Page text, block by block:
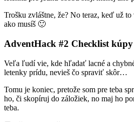
Trošku zvláštne, že? No teraz, keď už
ako musíš 🙂
AdventHack #2 Checklist
Veľa ľudí vie, kde hľadať lacné a
letenky prídu, nevieš čo spraviť skôr…
Tomu je koniec, pretože som pre teba
ho, či skopíruj do záložiek, no maj ho
teba.